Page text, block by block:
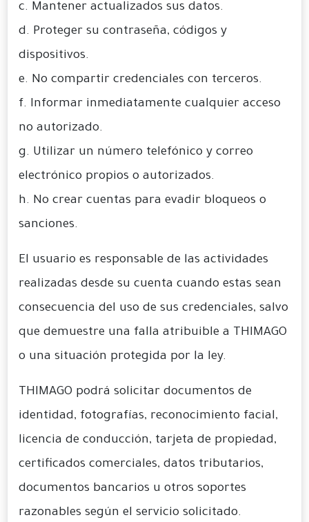
c. Mantener actualizados sus datos.
d. Proteger su contraseña, códigos y
dispositivos.
e. No compartir credenciales con terceros.
f. Informar inmediatamente cualquier acceso
no autorizado.
g. Utilizar un número telefónico y correo
electrónico propios o autorizados.
h. No crear cuentas para evadir bloqueos o
sanciones.
El usuario es responsable de las actividades
realizadas desde su cuenta cuando estas sean
consecuencia del uso de sus credenciales, salvo
que demuestre una falla atribuible a THIMAGO
o una situación protegida por la ley.
THIMAGO podrá solicitar documentos de
identidad, fotografías, reconocimiento facial,
licencia de conducción, tarjeta de propiedad,
certificados comerciales, datos tributarios,
documentos bancarios u otros soportes
razonables según el servicio solicitado.